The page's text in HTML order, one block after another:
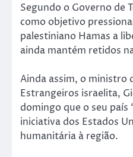
Segundo o Governo de
como objetivo
palestiniano Hamas a
ainda mantém retidos
Ainda assim, o ministro
Estrangeiros israelita,
domingo que o seu
iniciativa dos Estados
humanitária à região.